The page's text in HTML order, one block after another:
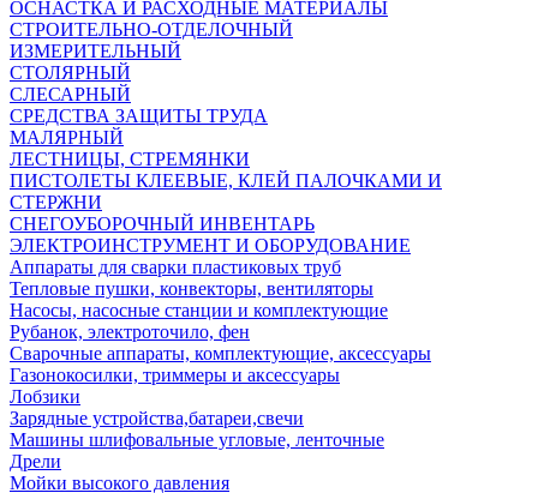
ОСНАСТКА И РАСХОДНЫЕ МАТЕРИАЛЫ
СТРОИТЕЛЬНО-ОТДЕЛОЧНЫЙ
ИЗМЕРИТЕЛЬНЫЙ
СТОЛЯРНЫЙ
СЛЕСАРНЫЙ
СРЕДСТВА ЗАЩИТЫ ТРУДА
МАЛЯРНЫЙ
ЛЕСТНИЦЫ, СТРЕМЯНКИ
ПИСТОЛЕТЫ КЛЕЕВЫЕ, КЛЕЙ ПАЛОЧКАМИ И
СТЕРЖНИ
СНЕГОУБОРОЧНЫЙ ИНВЕНТАРЬ
ЭЛЕКТРОИНСТРУМЕНТ И ОБОРУДОВАНИЕ
Аппараты для сварки пластиковых труб
Тепловые пушки, конвекторы, вентиляторы
Насосы, насосные станции и комплектующие
Рубанок, электроточило, фен
Сварочные аппараты, комплектующие, аксессуары
Газонокосилки, триммеры и аксессуары
Лобзики
Зарядные устройства,батареи,свечи
Машины шлифовальные угловые, ленточные
Дрели
Мойки высокого давления